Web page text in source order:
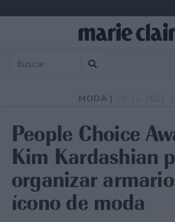
MODA |
People Choice
Kim Kardashian
organizar
ícono de moda